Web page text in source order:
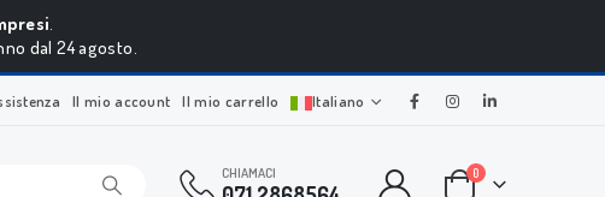
.
dal 24 agosto.
Il mio account Il mio carrello Italiano
CHIAMACI 0